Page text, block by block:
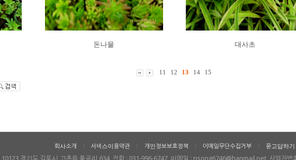
돈나물 대사초
11 12 13 14 15
회사소개 서비스이용약관 개인정보보호정책 이메일무단수집거부 묻고답하기
10123 경기도 김포시 고촌읍 풍곡리 634, 전화 : 031-996-6747, 이메일 : nsong6746@hanmail.net, 사업자번